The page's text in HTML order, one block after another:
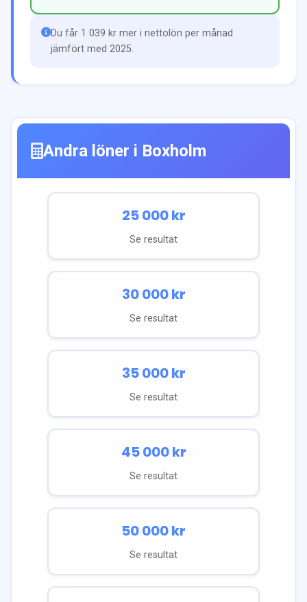
Du får 1 039 kr mer i nettolön per månad
jämfört med 2025.
Andra löner i Boxholm
25 000kr
Se resultat
30 000kr
Se resultat
35 000kr
Se resultat
45 000kr
Se resultat
50 000kr
Se resultat